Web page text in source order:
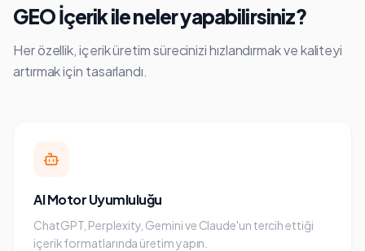
GEO İçerikile neler yapabilirsiniz?
Her özellik, içerik üretim sürecinizi hızlandırmak ve kaliteyi
artırmak için tasarlandı.
AI Motor Uyumluluğu
ChatGPT, Perplexity, Gemini ve Claude'un tercih ettiği
içerik formatlarında üretim yapın.